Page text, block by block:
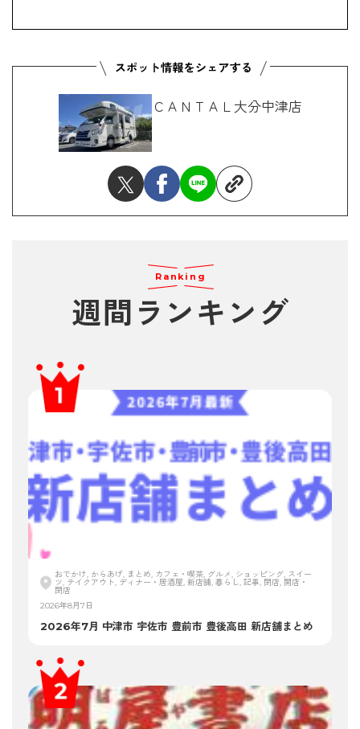
ＣＡＮＴＡＬ大分中津店
Ranking
週間ランキング
おでかけ, からあげ, まとめ, カフェ・喫茶, グルメ, ショッピング, スイー
ツ, テイクアウト, ディナー・居酒屋, 新店舗, 暮らし, 記事, 閉店, 開店・
閉店
2026年8月7日
2026年7月 中津市 宇佐市 豊前市 豊後高田 新店舗まとめ